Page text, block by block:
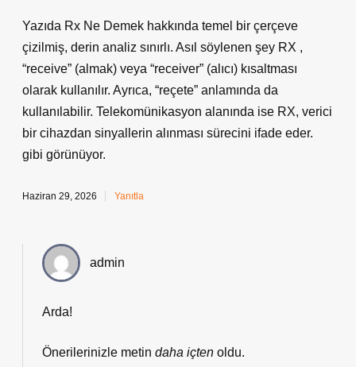
Yazıda Rx Ne Demek hakkında temel bir çerçeve
çizilmiş, derin analiz sınırlı. Asıl söylenen şey RX ,
“receive” (almak) veya “receiver” (alıcı) kısaltması
olarak kullanılır. Ayrıca, “reçete” anlamında da
kullanılabilir. Telekomünikasyon alanında ise RX, verici
bir cihazdan sinyallerin alınması sürecini ifade eder.
gibi görünüyor.
Haziran 29, 2026 Yanıtla
admin
Arda!
Önerilerinizle metin daha içten oldu.